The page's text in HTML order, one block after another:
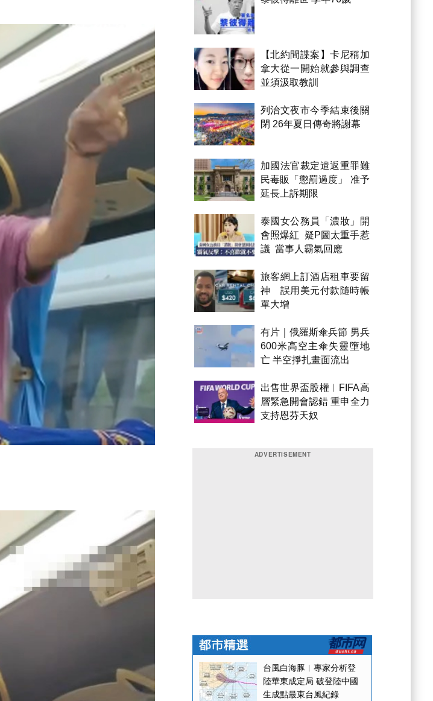
【北約間諜案】卡尼稱加
拿大從一開始就參與調查
並須汲取教訓
列治文夜市今季結束後關
閉 26年夏日傳奇將謝幕
加國法官裁定遣返重罪難
民毒販「懲罰過度」 准予
延長上訴期限
泰國女公務員「濃妝」開
會照爆紅 疑P圖太重手惹
議 當事人霸氣回應
旅客網上訂酒店租車要留
神 誤用美元付款隨時帳
單大增
有片｜俄羅斯傘兵節 男兵
600米高空主傘失靈墮地
亡 半空掙扎畫面流出
出售世界盃股權︱FIFA高
層緊急開會認錯 重申全力
支持恩芬天奴